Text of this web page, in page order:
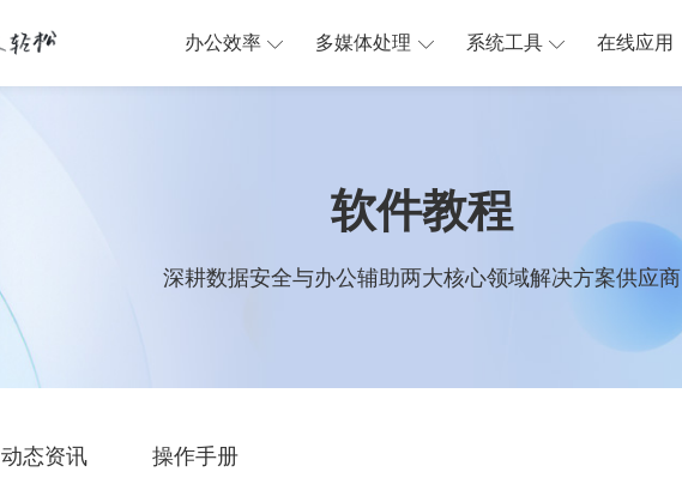
办公效率 多媒体处理 系统工具 在线应用
软件教程
深耕数据安全与办公辅助两大核心领域解决方案供应商
动态资讯 操作手册